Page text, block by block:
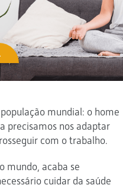
mundial: o home
precisamos nos adaptar
com o trabalho.
mundo, acaba se
cuidar da saúde